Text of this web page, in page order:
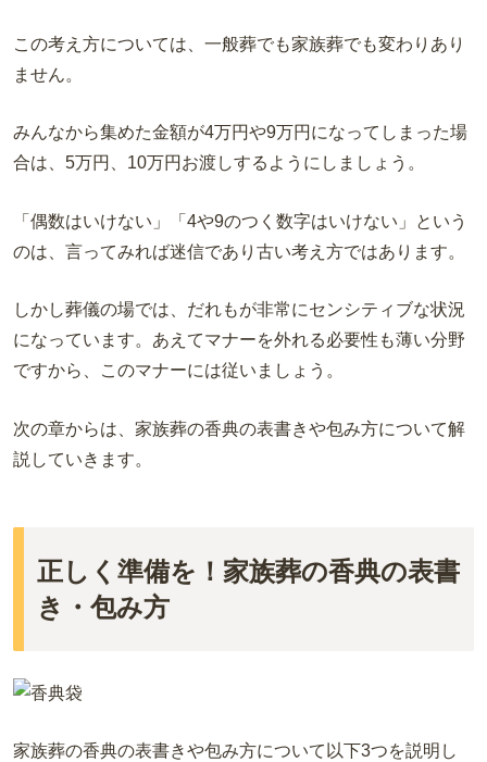
この考え方については、一般葬でも家族葬でも変わりあり
ません。
みんなから集めた金額が4万円や9万円になってしまった場
合は、 5万円 10万円お渡しするようにしま しょう。
「偶数はいけない」「 4や9のつく数字はいけない」という
のは、言ってみれば迷信であり古い考え方ではあります。
しかし葬儀の場では、だれもが非常にセンシティブな状況
になっています。あえてマナーを外れる必要性も薄い分野
ですから、このマナーには従いましょう。
次の章からは、家族葬の香典の表書きや包み方について解
説していきます。
正しく準備を！家族葬の香典の表書
き・包み方
家族葬の香典の表書きや包み方について以下3つを説明し